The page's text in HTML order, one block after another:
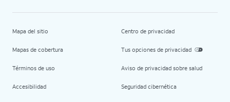
Mapa del sitio
Mapas de cobertura
Términos de uso
Accesibilidad
Centro de privacidad
Tus opciones de privacidad
Aviso de privacidad sobre salud
Seguridad cibernética